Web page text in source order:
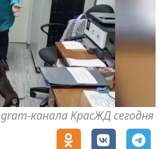
канала КрасЖД сегодня